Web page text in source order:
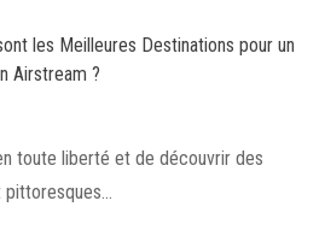
les Meilleures Destinations pour un
Airstream ?
toute liberté et de découvrir des